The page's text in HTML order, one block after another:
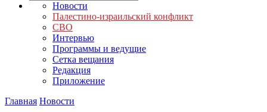
Новости
Палестино-израильский конфликт
СВО
Интервью
Программы и ведущие
Сетка вещания
Редакция
Приложение
Главная Новости